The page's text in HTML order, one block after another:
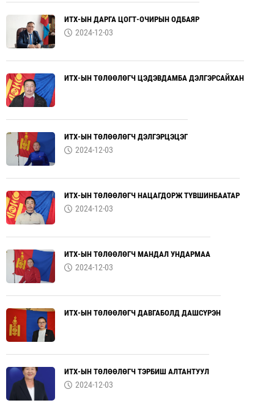
ИТХ-ЫН ДАРГА ЦОГТ-ОЧИРЫН ОДБАЯР
2024-12-03
ИТХ-ЫН ТӨЛӨӨЛӨГЧ ЦЭДЭВДАМБА ДЭЛГЭРСАЙХАН
ИТХ-ЫН ТӨЛӨӨЛӨГЧ ДЭЛГЭРЦЭЦЭГ
2024-12-03
ИТХ-ЫН ТӨЛӨӨЛӨГЧ НАЦАГДОРЖ ТҮВШИНБААТАР
2024-12-03
ИТХ-ЫН ТӨЛӨӨЛӨГЧ МАНДАЛ УНДАРМАА
2024-12-03
ИТХ-ЫН ТӨЛӨӨЛӨГЧ ДАВГАБОЛД ДАШСҮРЭН
ИТХ-ЫН ТӨЛӨӨЛӨГЧ ТЭРБИШ АЛТАНТУУЛ
2024-12-03